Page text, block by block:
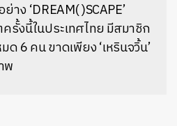
ง ‘DREAM( )SCAPE’
รั้งนี้ในประเทศไทย มีสมาชิก
6 คน ขาดเพียง ‘เหรินจวิ้น’
พ